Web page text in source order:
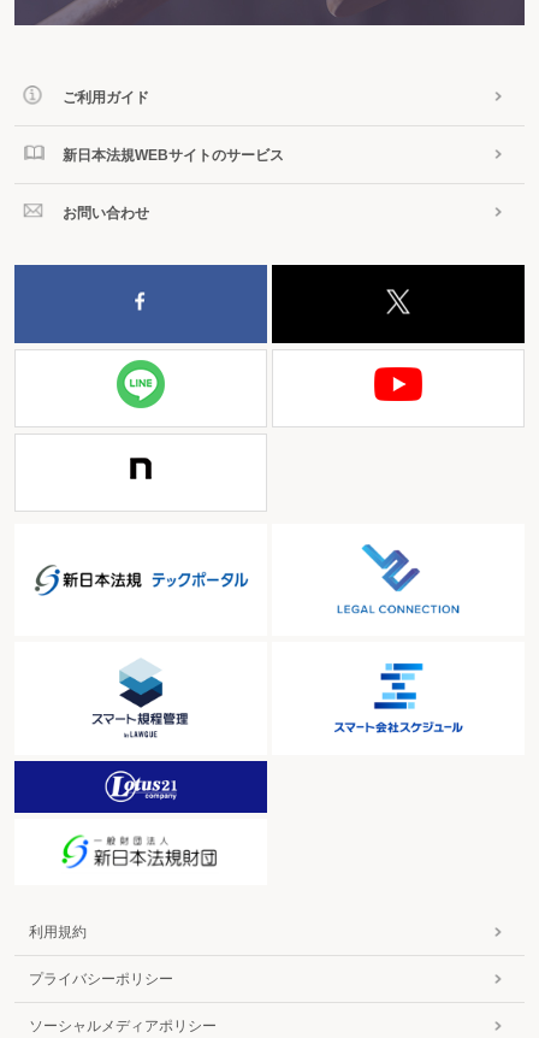
ご利用ガイド
新日本法規WEBサイトのサービス
お問い合わせ
利用規約
プライバシーポリシー
ソーシャルメディアポリシー